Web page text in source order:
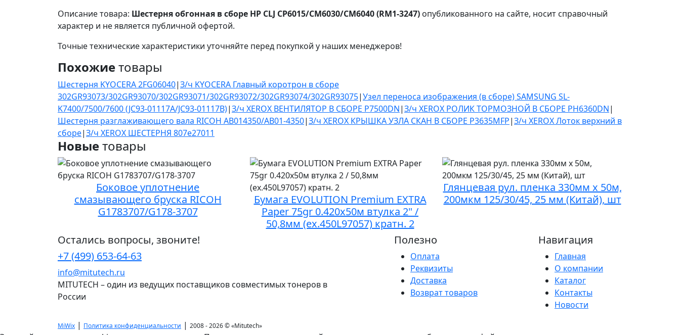
Описание товара: Шестерня обгонная в сборе HP CLJ CP6015/CM6030/CM6040 (RM1-3247) опубликованного на сайте, носит справочный
характер и не является публичной офертой.
Точные технические характеристики уточняйте перед покупкой у наших менеджеров!
Похожиетовары
Шестерня KYOCERA 2FG06040|З/ч KYOCERA Главный коротрон в сборе
302GR93073/302GR93070/302GR93071/302GR93072/302GR93074/302GR93075|Узел переноса изображения (в сборе) SAMSUNG SL-
K7400/7500/7600 (JC93-01117A/JC93-01117B)|З/ч XEROX ВЕНТИЛЯТОР В СБОРЕ P7500DN|З/ч XEROX РОЛИК ТОРМОЗНОЙ В СБОРЕ PH6360DN|
Шестерня разглаживающего вала RICOH AB014350/AB01-4350|З/ч XEROX КРЫШКА УЗЛА СКАН В СБОРЕ P3635MFP|З/ч XEROX Лоток верхний в
сборе|З/ч XEROX ШЕСТЕРНЯ 807e27011
Новыетовары
Боковое уплотнение
смазывающего бруска RICOH
G1783707/G178-3707
Бумага EVOLUTION Premium EXTRA
Paper 75gr 0.420х50м втулка 2" /
50,8мм (ex.450L97057) кратн. 2
Глянцевая рул. пленка 330мм х 50м,
200мкм 125/30/45, 25 мм (Китай), шт
Остались вопросы, звоните!
+7 (499) 653-64-63
info@mitutech.ru
MITUTECH – один из ведущих поставщиков совместимых тонеров в
России
Полезно
Оплата
Реквизиты
Доставка
Возврат товаров
Навигация
Главная
О компании
Каталог
Контакты
Новости
MiWix | Политика конфиденциальности | 2008 - 2026 ©«Mitutech»